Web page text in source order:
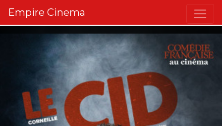
Empire Cinema